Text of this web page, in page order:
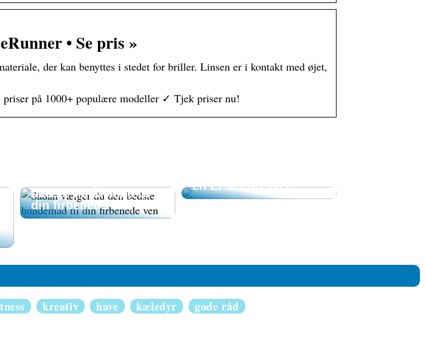
• Se pris »
der kan benyttes i stedet for briller. Linsen er i kontakt med øjet,
priser på 1000+ populære modeller ✓ Tjek priser nu!
bedste hundemad til
din firbenede ven
en El Motorcykel
kreativ have kæledyr gode råd